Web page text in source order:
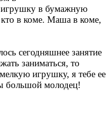
игрушку в бумажную
в коме. Маша в коме,
сегодняшнее занятие
заниматься, то
игрушку, я тебе ее
большой молодец!